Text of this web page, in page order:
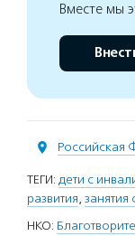
Вместе мы
Российская
ТЕГИ: дети с
развития, занятия
НКО: